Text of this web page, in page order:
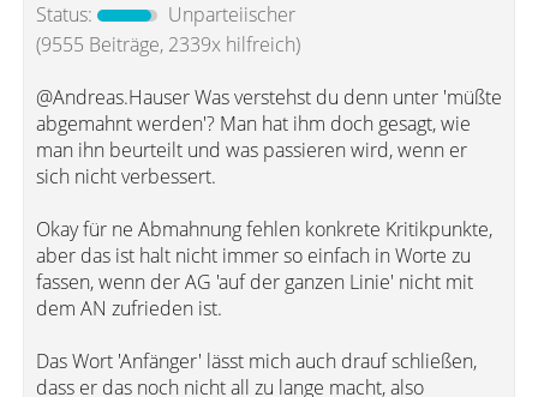
Status:
Unparteiischer
(9555 Beiträge, 2339x hilfreich)
@Andreas.Hauser Was verstehst du denn unter 'müßte
abgemahnt werden'? Man hat ihm doch gesagt, wie
man ihn beurteilt und was passieren wird, wenn er
sich nicht verbessert.
Okay für ne Abmahnung fehlen konkrete Kritikpunkte,
aber das ist halt nicht immer so einfach in Worte zu
fassen, wenn der AG 'auf der ganzen Linie' nicht mit
dem AN zufrieden ist.
Das Wort 'Anfänger' lässt mich auch drauf schließen,
dass er das noch nicht all zu lange macht, also